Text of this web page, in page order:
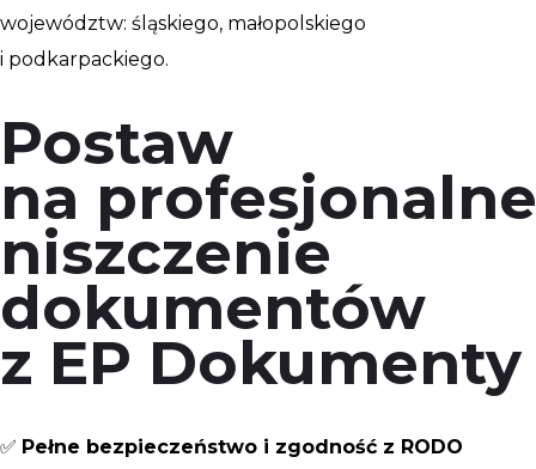
województw: śląskiego, małopolskiego
i podkarpackiego.
Postaw
na profesjonalne
niszczenie
dokumentów
z EP Dokumenty
✅ Pełne bezpieczeństwo i zgodność z RODO